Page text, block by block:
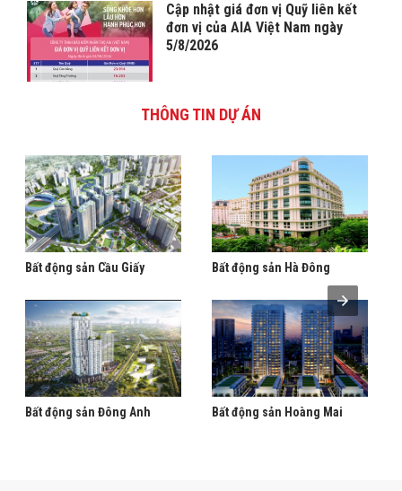
Cập nhật giá đơn vị Quỹ liên kết
đơn vị của AIA Việt Nam ngày
5/8/2026
THÔNG TIN DỰ ÁN
Bất động sản Cầu Giấy
Bất động sản Đông Anh
Bất động sản Hà Đông
Bất động sản Hoàng Mai